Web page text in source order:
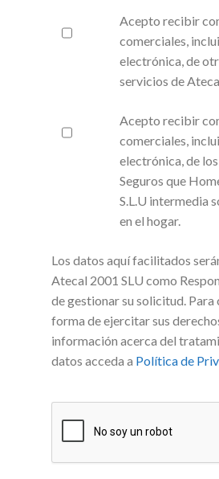
Acepto recibir
comerciales,
electrónica, de
servicios de
Acepto recibir
comerciales,
electrónica, de
Seguros que
S.L.U intermedia
en el hogar.
Los datos aquí facilitados
Atecal 2001 SLU como
de gestionar su solicitud. Para
forma de ejercitar sus
información acerca del
datos acceda a Política de